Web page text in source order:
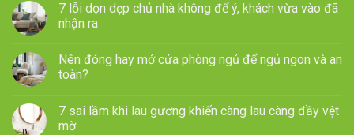
7 lỗi dọn dẹp chủ nhà không để ý, khách vừa vào đã
nhận ra
Nên đóng hay mở cửa phòng ngủ để ngủ ngon và an
toàn?
7 sai lầm khi lau gương khiến càng lau càng đầy vệt
mờ